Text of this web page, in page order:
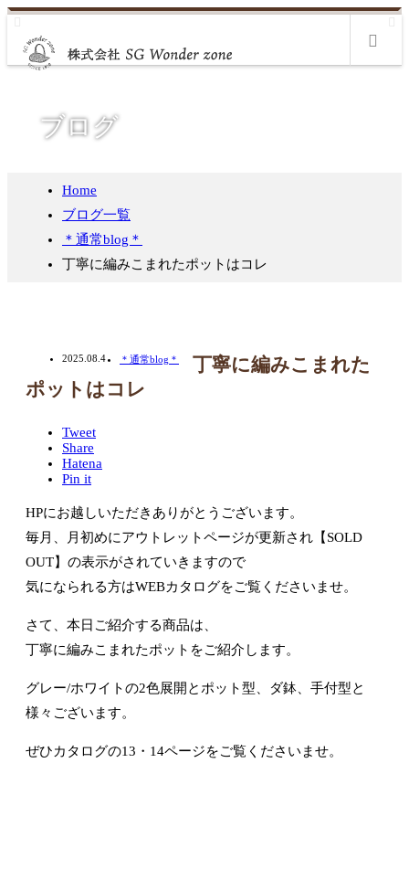
ブログ
Home
ブログ一覧
＊通常blog＊
丁寧に編みこまれたポットはコレ
2025.08.4 ＊通常blog＊
丁寧に編みこまれた
ポットはコレ
Tweet
Share
Hatena
Pin it
HPにお越しいただきありがとうございます。
毎月、月初めにアウトレットページが更新され【SOLD
OUT】の表示がされていきますので
気になられる方はWEBカタログをご覧くださいませ。
さて、本日ご紹介する商品は、
丁寧に編みこまれたポットをご紹介します。
グレー/ホワイトの2色展開とポット型、ダ鉢、手付型と
様々ございます。
ぜひカタログの13・14ページをご覧くださいませ。